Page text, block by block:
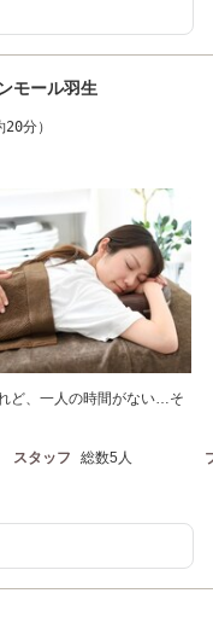
モール羽生
分）
ど、一人の時間がない…そ
スタッフ 総数5人